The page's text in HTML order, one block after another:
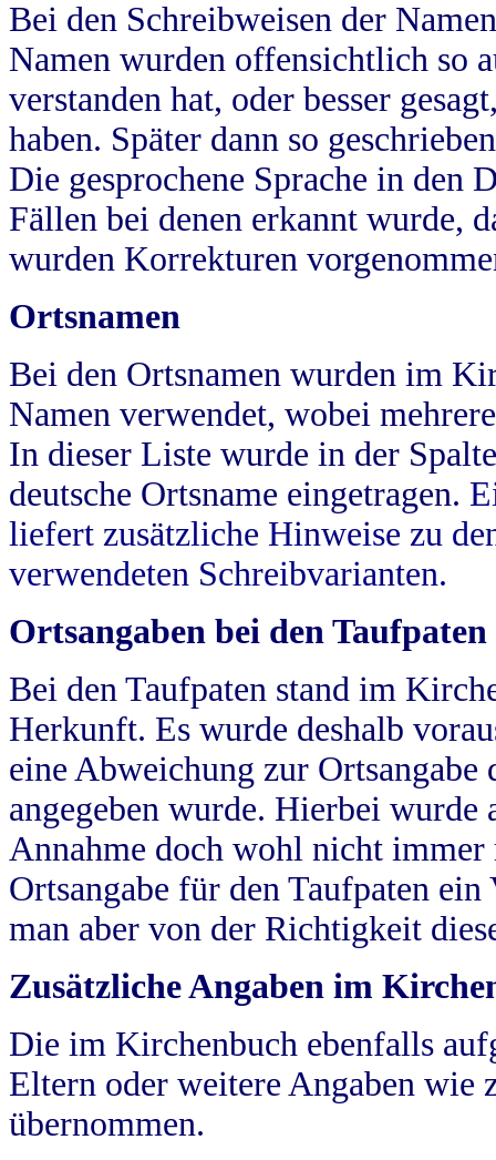
Bei den Schreibweisen der
Namen wurden offensichtlich so
verstanden hat, oder besser
haben. Später dann so
Die gesprochene Sprache in
Fällen bei denen erkannt wurde,
wurden Korrekturen
Ortsnamen
Bei den Ortsnamen wurden im
Namen verwendet, wobei
In dieser Liste wurde in der
deutsche Ortsname eingetragen.
liefert zusätzliche Hinweise zu
verwendeten Schreibvarianten.
Ortsangaben bei den Taufpaten
Bei den Taufpaten stand im
Herkunft. Es wurde deshalb
eine Abweichung zur
angegeben wurde. Hierbei wurde
Annahme doch wohl nicht
Ortsangabe für den Taufpaten
man aber von der Richtigkeit
Zusätzliche Angaben im
Die im Kirchenbuch ebenfalls
Eltern oder weitere Angaben wie
übernommen.